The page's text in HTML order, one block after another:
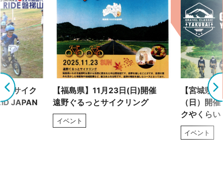
るサイク
JAPAN
【福島県】11月23日(日)開催
遠野ぐるっとサイクリング
イベント
【宮城県
（日）開
クやくらい
イベント